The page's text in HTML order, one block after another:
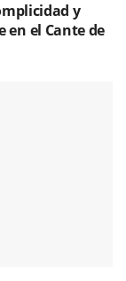
y
en el Cante de